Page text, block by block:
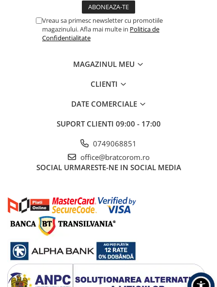
Lampi solare
Leagane copii
Programatoare stropire
Umbrele si pavilioane gradina
HoReCa
Balsam de rufe profesional
Detergenti de vase profesionali
Pentru masini de spalat si polish
Pentru spalare manuala
Detergenti lichizi profesionali
Igiena si Ingrijire personala
Vreau sa primesc newsletter cu promotiile
magazinului. Afla mai multe in Politica de
Confidentialitate
MAGAZINUL MEU
CLIENTI
DATE COMERCIALE
SUPORT CLIENTI 09:00 - 17:00
0749068851
office@bratcorom.ro
SOCIAL URMARESTE-NE IN SOCIAL MEDIA